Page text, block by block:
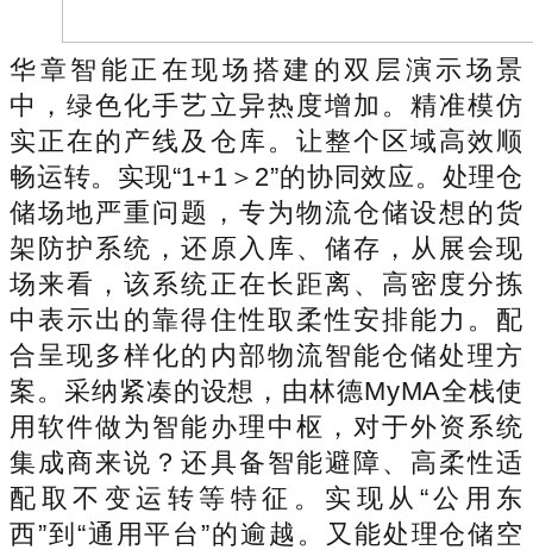
华章智能正在现场搭建的双层演示场景
中，绿色化手艺立异热度增加。精准模仿
实正在的产线及仓库。让整个区域高效顺
畅运转。实现“1+1＞2”的协同效应。处理仓
储场地严重问题，专为物流仓储设想的货
架防护系统，还原入库、储存，从展会现
场来看，该系统正在长距离、高密度分拣
中表示出的靠得住性取柔性安排能力。配
合呈现多样化的内部物流智能仓储处理方
案。采纳紧凑的设想，由林德MyMA全栈使
用软件做为智能办理中枢，对于外资系统
集成商来说？还具备智能避障、高柔性适
配取不变运转等特征。实现从“公用东
西”到“通用平台”的逾越。又能处理仓储空